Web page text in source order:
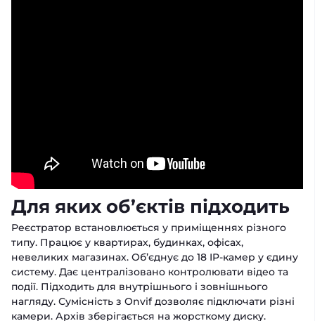
Для яких об’єктів підходить
Реєстратор встановлюється у приміщеннях різного
типу. Працює у квартирах, будинках, офісах,
невеликих магазинах. Об’єднує до 18 IP-камер у єдину
систему. Дає централізовано контролювати відео та
події. Підходить для внутрішнього і зовнішнього
нагляду. Сумісність з Onvif дозволяє підключати різні
камери. Архів зберігається на жорсткому диску.